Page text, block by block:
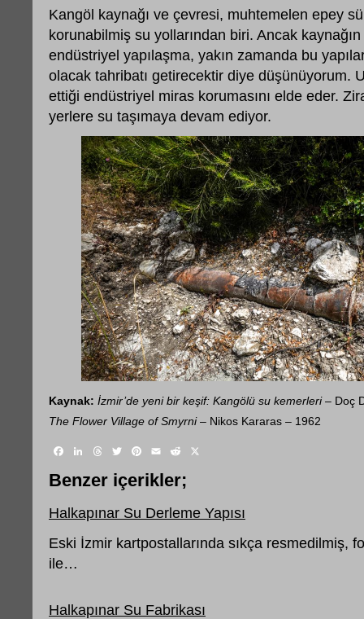
Kangöl kaynağı ve çevresi, muhtemelen epey
korunabilmiş su yollarından biri. Ancak
endüstriyel yapılaşma, yakın zamanda bu
olacak tahribatı getirecektir diye düşünüyorum.
ettiği endüstriyel miras korumasını elde eder.
yerlere su taşımaya devam ediyor.
Kaynak: İzmir’de yeni bir keşif: Kangölü su kemerleri– Doç
The Flower Village of Smyrni– Nikos Kararas – 1962
Facebook
LinkedIn
Threads
TwitterPinterest
EmailReddit
Benzer içerikler;
Halkapınar Su Derleme Yapısı
Eski İzmir kartpostallarında sıkça resmedilmiş,
ile…
Halkapınar Su Fabrikası